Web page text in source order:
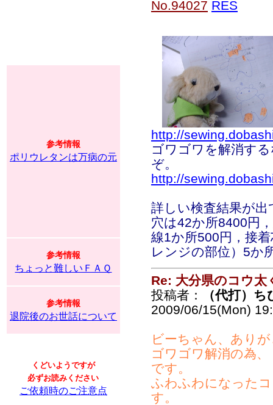
参考情報
ポリウレタンは万病の元
参考情報
ちょっと難しいＦＡＱ
参考情報
退院後のお世話について
くどいようですが
必ずお読みください
ご依頼時のご注意点
No.94027 RES
http://
ゴワゴワを解消す
ぞ。
http://
詳しい検査結果が
穴は42か所8400円
線1か所500円，接
レンジの部位）5
Re: 大分県のコウ太
投稿者：
（代打）
2009/06/15(Mon)
ビーちゃん、あり
ゴワゴワ解消の為
です。
ふわふわになった
す。